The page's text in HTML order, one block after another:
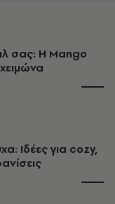
σας: Η Mango
Ιδέες για cozy,